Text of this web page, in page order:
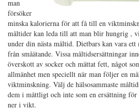
man
försöker
minska kalorierna för att få till en
måltider kan leda till att man blir hungrig ,
under din nästa måltid. Dietbars kan vara
från småätande. Vissa måltidsersättningar
överskott av socker och mättat fett, något
allmänhet men speciellt när man följer en
viktminskning. Välj de hälsosammaste
dem i måttligt och inte som en ersättning
ner i vikt.